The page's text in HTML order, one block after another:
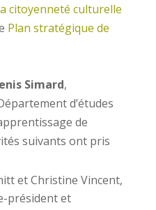
citoyenneté culturelle
Plan stratégique de
Simard,
d’études
de
suivants ont pris
et Christine Vincent,
président et